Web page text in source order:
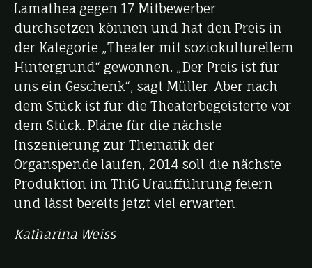
Lamathea gegen 17 Mitbewerber
durchsetzen können und hat den Preis in
der Kategorie „Theater mit soziokulturellem
Hintergrund“ gewonnen. „Der Preis ist für
uns ein Geschenk“, sagt Müller. Aber nach
dem Stück ist für die Theaterbegeisterte vor
dem Stück. Pläne für die nächste
Inszenierung zur Thematik der
Organspende laufen, 2014 soll die nächste
Produktion im ThiG Uraufführung feiern
und lässt bereits jetzt viel erwarten.
Katharina Weiss